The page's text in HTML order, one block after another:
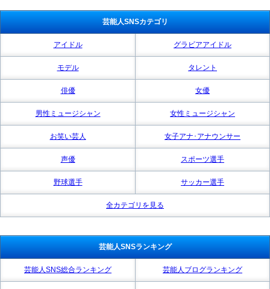
芸能人SNSカテゴリ
アイドル グラビアアイドル
モデル タレント
俳優 女優
男性ミュージシャン 女性ミュージシャン
お笑い芸人 女子アナ･アナウンサー
声優 スポーツ選手
野球選手 サッカー選手
全カテゴリを見る
芸能人SNSランキング
芸能人SNS総合ランキング 芸能人ブログランキング